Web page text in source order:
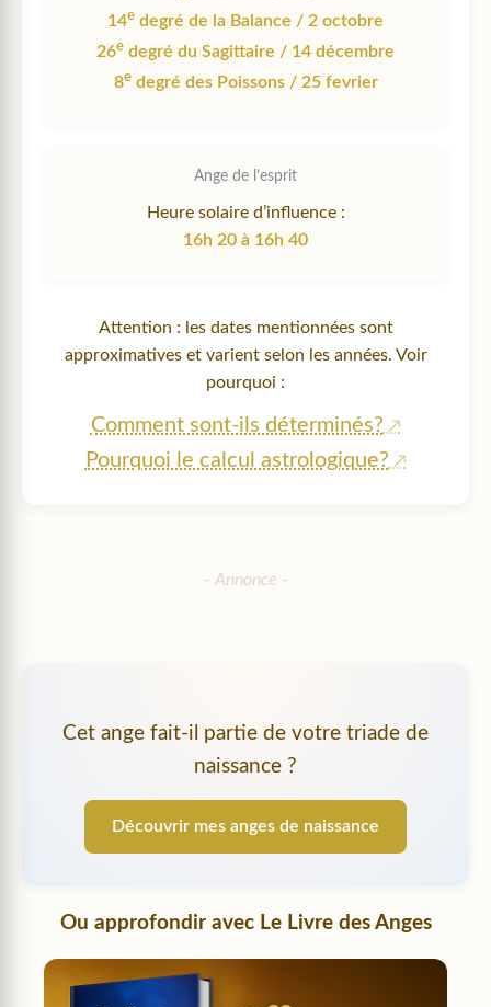
14e degré de la Balance / 2 octobre
26e degré du Sagittaire / 14 décembre
8edegré des Poissons / 25 fevrier
Ange de l’esprit
Heure solaire d’influence :
16h 20 à 16h 40
Attention : les dates mentionnées sont
approximatives et varient selon les années. Voir
pourquoi :
Comment sont-ils déterminés?
Pourquoi le calcul astrologique?
Cet ange fait-il partie de votre triade de
naissance ?
Découvrir mes anges de naissance
Ou approfondir avec Le Livre des Anges